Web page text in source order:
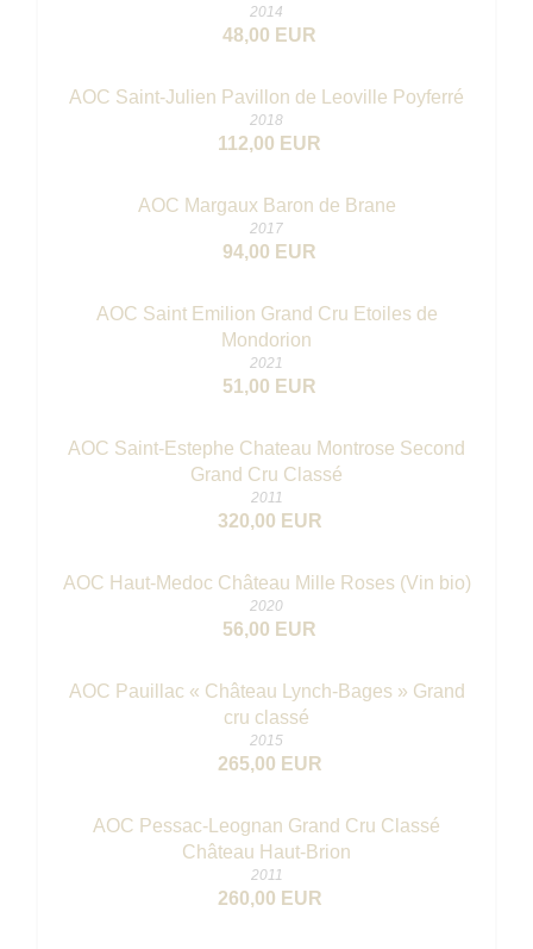
2014
48,00 EUR
AOC Saint-Julien Pavillon de Leoville Poyferré
2018
112,00 EUR
AOC Margaux Baron de Brane
2017
94,00 EUR
AOC Saint Emilion Grand Cru Etoiles de
Mondorion
2021
51,00 EUR
AOC Saint-Estephe Chateau Montrose Second
Grand Cru Classé
2011
320,00 EUR
AOC Haut-Medoc Château Mille Roses (Vin bio)
2020
56,00 EUR
AOC Pauillac « Château Lynch-Bages » Grand
cru classé
2015
265,00 EUR
AOC Pessac-Leognan Grand Cru Classé
Château Haut-Brion
2011
260,00 EUR